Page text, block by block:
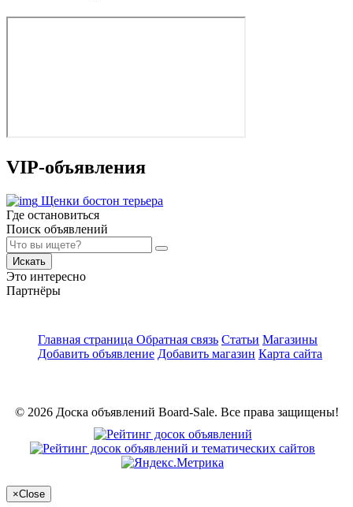
VIP-объявления
Щенки бостон терьера
Где остановиться
Поиск объявлений
Искать
Это интересно
Партнёры
Главная страница Обратная связь Статьи Магазины
Добавить объявление Добавить магазин Карта сайта
© 2026 Доска объявлений Board-Sale. Все права защищены!
×Close